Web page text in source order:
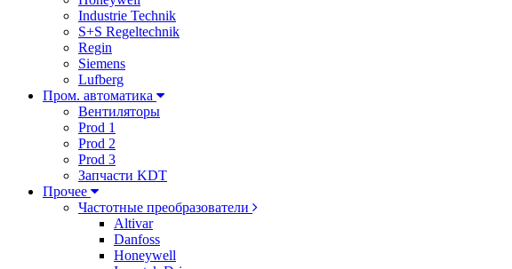
Industrie Technik
S+S Regeltechnik
Regin
Siemens
Lufberg
Пром. автоматика
Вентиляторы
Prod 1
Prod 2
Prod 3
Запчасти KDT
Прочее
Частотные преобразователи
Altivar
Danfoss
Honeywell